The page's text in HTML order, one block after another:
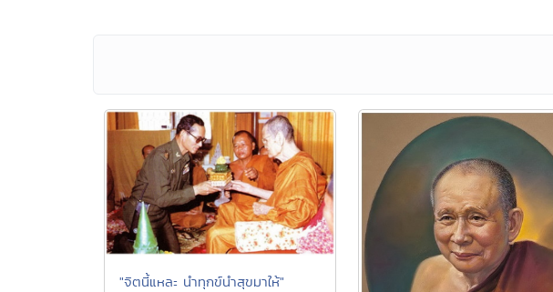
"จิตนี้แหละ นำทุกข์นำสุขมาให้"